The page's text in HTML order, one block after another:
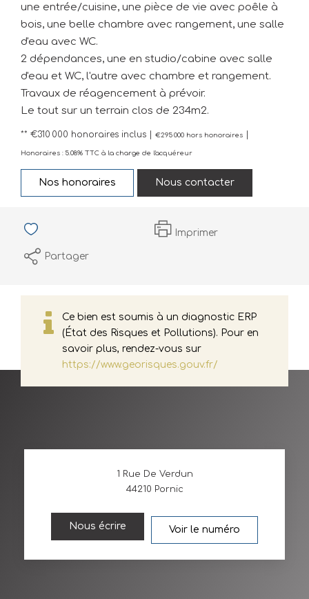
une entrée/cuisine, une pièce de vie avec poêle à
bois, une belle chambre avec rangement, une salle
d'eau avec WC.
2 dépendances, une en studio/cabine avec salle
d'eau et WC, l'autre avec chambre et rangement.
Travaux de réagencement à prévoir.
Le tout sur un terrain clos de 234m2.
** €310 000 honoraires inclus | €295 000 hors honoraires |
Honoraires : 5.08% TTC à la charge de l'acquéreur
Nos honoraires Nous contacter
Imprimer
Partager
Ce bien est soumis à un diagnostic ERP
(État des Risques et Pollutions). Pour en
savoir plus, rendez-vous sur
https://www.georisques.gouv.fr/
1 Rue De Verdun
44210 Pornic
Nous écrire Voir le numéro